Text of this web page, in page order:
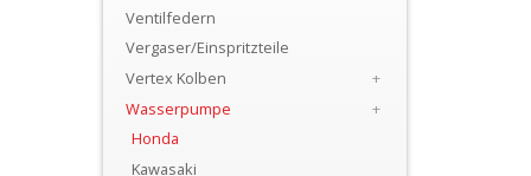
Kühlung
Protection
Ventilfedern
Vergaser/Einspritzteile
Vertex Kolben
+
Wasserpumpe
+
Honda
Kawasaki